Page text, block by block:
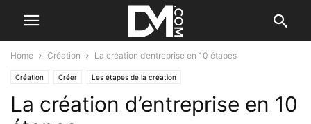
Home Création La création d’entreprise en 10 étapes
Création Créer Les étapes de la création
La création d’entreprise en 10